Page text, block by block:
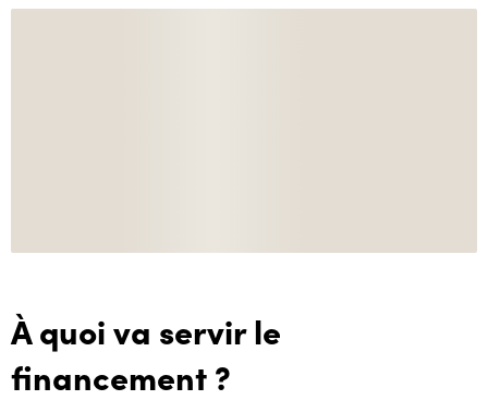
À quoi va servir le
financement ?